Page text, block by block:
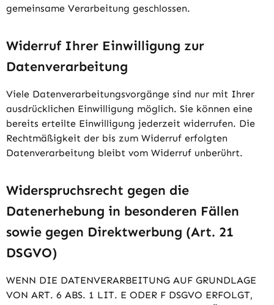
gemeinsame Verarbeitung geschlossen.
Widerruf Ihrer Einwilligung zur
Datenverarbeitung
Viele Datenverarbeitungsvorgänge sind nur mit Ihrer
ausdrücklichen Einwilligung möglich. Sie können eine
bereits erteilte Einwilligung jederzeit widerrufen. Die
Rechtmäßigkeit der bis zum Widerruf erfolgten
Datenverarbeitung bleibt vom Widerruf unberührt.
Widerspruchsrecht gegen die
Datenerhebung in besonderen Fällen
sowie gegen Direktwerbung (Art. 21
DSGVO)
WENN DIE DATENVERARBEITUNG AUF GRUNDLAGE
VON ART. 6 ABS. 1 LIT. E ODER F DSGVO ERFOLGT,